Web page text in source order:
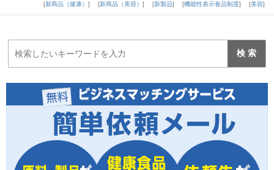
新商品（健康）
新商品（美容） 新製品 機能性表示食品制度 美容